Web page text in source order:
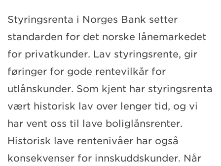
Styringsrenta i Norges Bank setter
standarden for det norske lånemarkedet
for privatkunder. Lav styringsrente, gir
føringer for gode rentevilkår for
utlånskunder. Som kjent har styringsrenta
vært historisk lav over lenger tid, og vi
har vent oss til lave boliglånsrenter.
Historisk lave rentenivåer har også
konsekvenser for innskuddskunder. Når